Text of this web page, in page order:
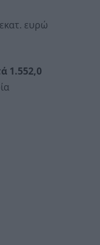
ευρώ
1.552,0